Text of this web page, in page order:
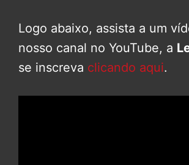
Logo abaixo, assista a um
nosso canal no YouTube, a
se inscreva clicando aqui.